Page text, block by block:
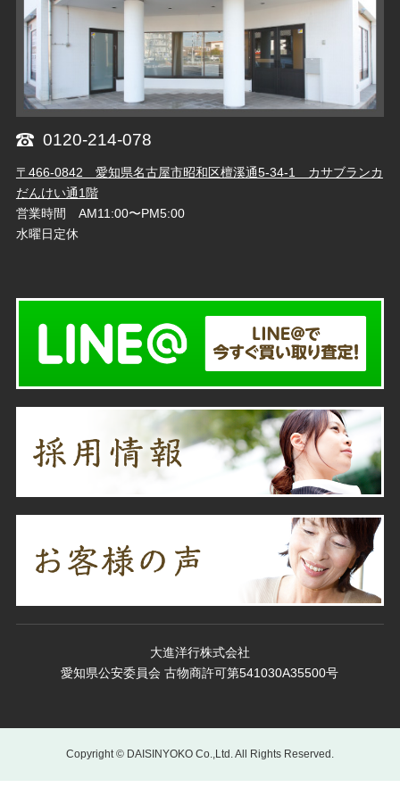
0120-214-078
〒466-0842 愛知県名古屋市昭和区檀溪通5-34-1 カサブランカ
だんけい通1階
営業時間 AM11:00〜PM5:00
水曜日定休
大進洋行株式会社
愛知県公安委員会 古物商許可第541030A35500号
Copyright © DAISINYOKO Co.,Ltd. All Rights Reserved.